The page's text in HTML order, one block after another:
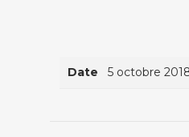
Date 5 octobre